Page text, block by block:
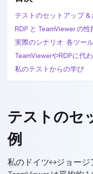
テストのセットアップ &
RDP と TeamViewer の
実際のシナリオ: 各ツー
TeamViewerやRDPに代
私のテストからの学び
テストのセ
例
私のドイツ↔ジョージ